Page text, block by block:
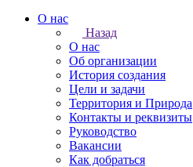
О нас
Назад
О нас
Об организации
История создания
Цели и задачи
Территория и Природа
Контакты и реквизиты
Руководство
Вакансии
Как добраться